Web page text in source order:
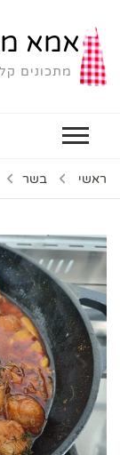
אמא
מתכונים
ראשי בשר